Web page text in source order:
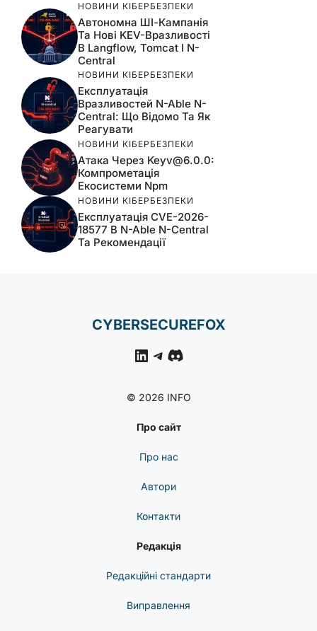
НОВИНИ КІБЕРБЕЗПЕКИ
Автономна ШІ-Кампанія
Та Нові KEV-Вразливості
В Langflow, Tomcat І N-
Central
НОВИНИ КІБЕРБЕЗПЕКИ
Експлуатація
Вразливостей N-Able N-
Central: Що Відомо Та Як
Реагувати
НОВИНИ КІБЕРБЕЗПЕКИ
Атака Через Keyv@6.0.0:
Компрометація
Екосистеми Npm
НОВИНИ КІБЕРБЕЗПЕКИ
Експлуатація CVE-2026-
18577 В N-Able N-Central
Та Рекомендації
CYBERSECUREFOX
LinkedIn
Telegram
Discord
© 2026 INFO
Про сайт
Про нас
Автори
Контакти
Редакція
Редакційні стандарти
Виправлення